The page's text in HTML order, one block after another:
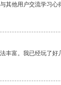
其他用户交流学习心
丰富。我已经玩了好